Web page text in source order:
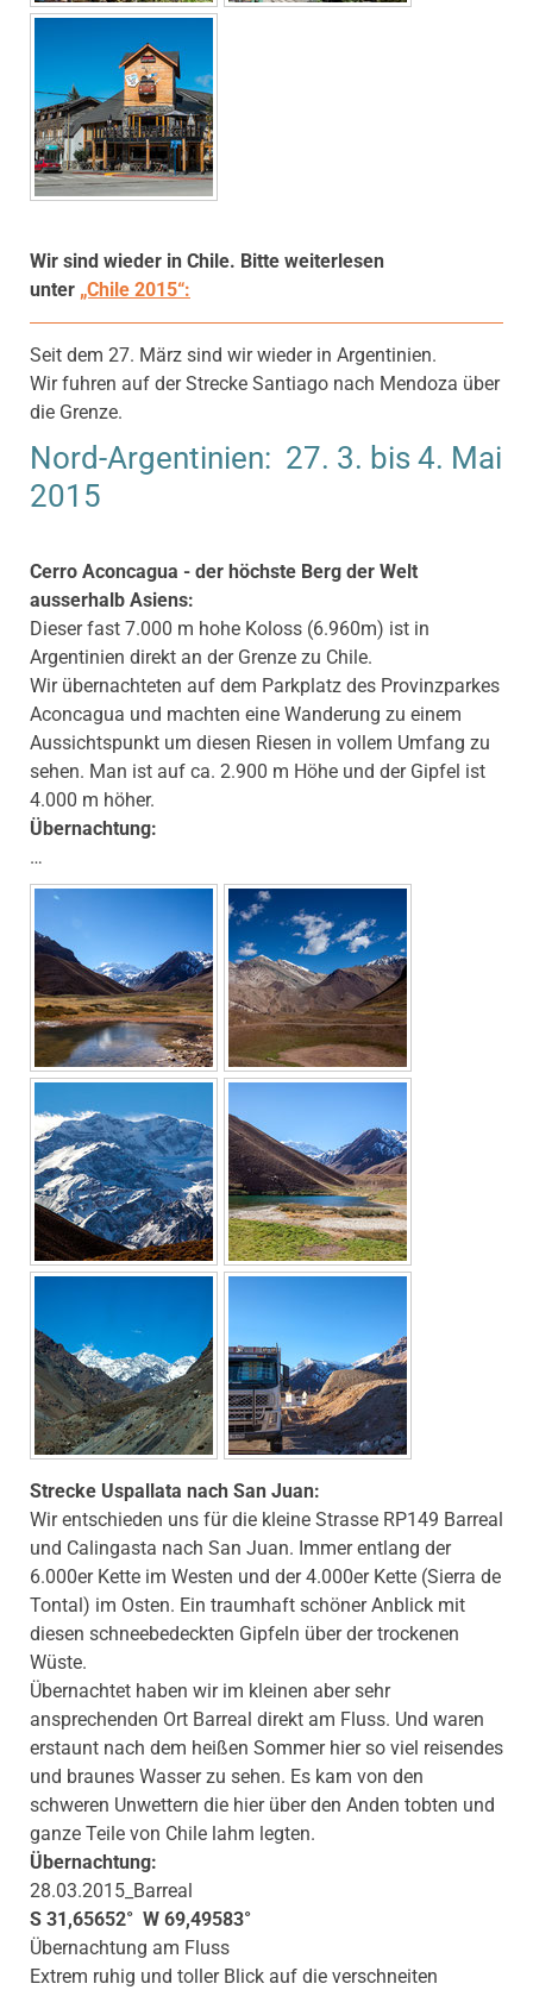
Wir sind wieder in Chile. Bitte weiterlesen
unter „Chile 2015“:
Seit dem 27. März sind wir wieder in Argentinien.
Wir fuhren auf der Strecke Santiago nach Mendoza über
die Grenze.
Nord-Argentinien: 27. 3. bis 4. Mai
2015
Cerro Aconcagua - der höchste Berg der Welt
ausserhalb Asiens:
Dieser fast 7.000 m hohe Koloss (6.960m) ist in
Argentinien direkt an der Grenze zu Chile.
Wir übernachteten auf dem Parkplatz des Provinzparkes
Aconcagua und machten eine Wanderung zu einem
Aussichtspunkt um diesen Riesen in vollem Umfang zu
sehen. Man ist auf ca. 2.900 m Höhe und der Gipfel ist
4.000 m höher.
Übernachtung:
…
Strecke Uspallata nach San Juan:
Wir entschieden uns für die kleine Strasse RP149 Barreal
und Calingasta nach San Juan. Immer entlang der
6.000er Kette im Westen und der 4.000er Kette (Sierra de
Tontal) im Osten. Ein traumhaft schöner Anblick mit
diesen schneebedeckten Gipfeln über der trockenen
Wüste.
Übernachtet haben wir im kleinen aber sehr
ansprechenden Ort Barreal direkt am Fluss. Und waren
erstaunt nach dem heißen Sommer hier so viel reisendes
und braunes Wasser zu sehen. Es kam von den
schweren Unwettern die hier über den Anden tobten und
ganze Teile von Chile lahm legten.
Übernachtung:
28.03.2015_Barreal
S 31,65652° W 69,49583°
Übernachtung am Fluss
Extrem ruhig und toller Blick auf die verschneiten